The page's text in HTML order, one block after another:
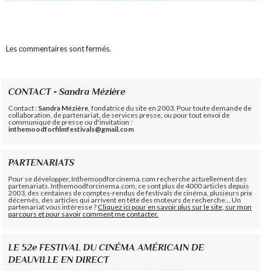
Les commentaires sont fermés.
CONTACT - Sandra Mézière
Contact : Sandra Mézière , fondatrice du site en 2003. Pour toute demande de
collaboration, de partenariat, de services presse, ou pour tout envoi de
communiqué de presse ou d'invitation :
inthemoodforfilmfestivals@gmail.com
PARTENARIATS
Pour se développer, Inthemoodforcinema.com recherche actuellement des
partenariats. Inthemoodforcinema.com, ce sont plus de 4000 articles depuis
2003, des centaines de comptes-rendus de festivals de cinéma, plusieurs prix
décernés, des articles qui arrivent en tête des moteurs de recherche... Un
partenariat vous intéresse ?Cliquez ici pour en savoir plus sur le site, sur mon
parcours et pour savoir comment me contacter.
LE 52e FESTIVAL DU CINÉMA AMÉRICAIN DE
DEAUVILLE EN DIRECT